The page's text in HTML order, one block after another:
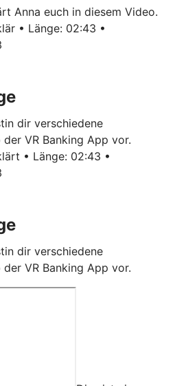
Anna euch in diesem Video.
• Länge: 02:43 •
dir verschiedene
VR Banking App vor.
• Länge: 02:43 •
dir verschiedene
VR Banking App vor.